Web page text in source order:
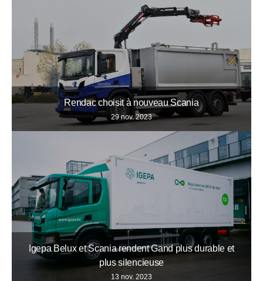
Rendac choisit à nouveau Scania
29 nov. 2023
Igepa Belux et Scania rendent Gand plus durable et
plus silencieuse
13 nov. 2023